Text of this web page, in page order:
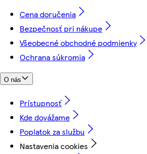
Cena doručenia
Bezpečnosť pri nákupe
Všeobecné obchodné podmienky
Ochrana súkromia
O nás
Prístupnosť
Kde dovážame
Poplatok za službu
Nastavenia cookies